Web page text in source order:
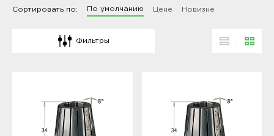
Сортировать по: По умолчанию Цене Новизне